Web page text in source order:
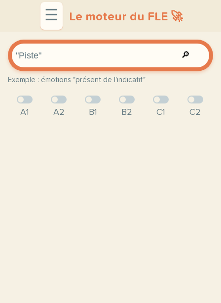
☰ Le moteur du FLE 🚀
🔎
Exemple : émotions "présent de l'indicatif"
A1 A2 B1 B2 C1 C2